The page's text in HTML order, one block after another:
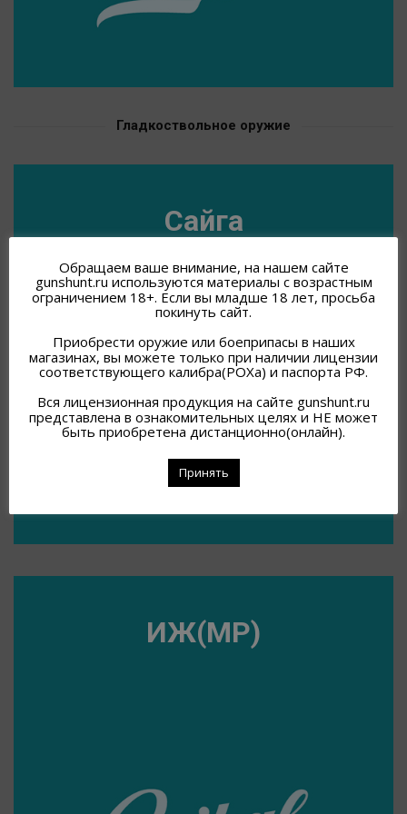
Гладкоствольное оружие
Сайга
ИЖ(MP)
Обращаем ваше внимание, на нашем сайте
gunshunt.ru используются материалы с возрастным
ограничением 18+. Если вы младше 18 лет, просьба
покинуть сайт.
Приобрести оружие или боеприпасы в наших
магазинах, вы можете только при наличии лицензии
соответствующего калибра(РОХа) и паспорта РФ.
Вся лицензионная продукция на сайте gunshunt.ru
представлена в ознакомительных целях и НЕ может
быть приобретена дистанционно(онлайн).
Принять